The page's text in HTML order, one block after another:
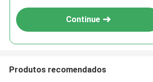
Continue
Produtos recomendados